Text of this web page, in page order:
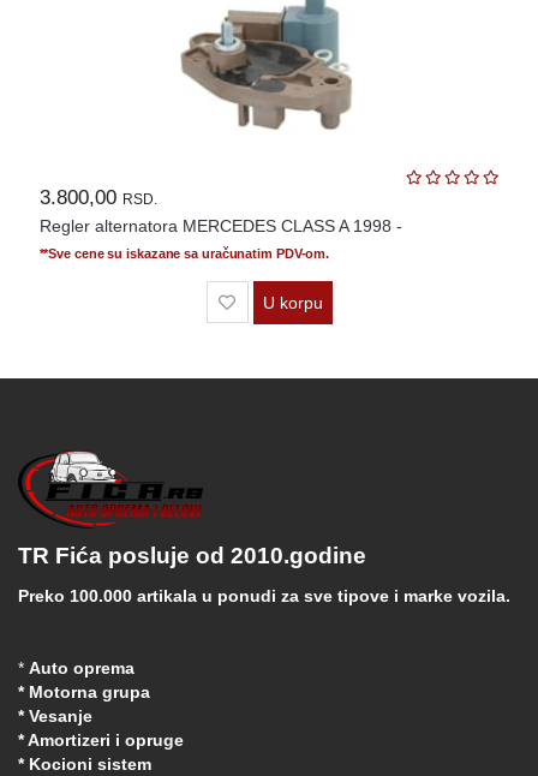
3.800,00 RSD.
Regler alternatora MERCEDES CLASS A 1998 -
**Sve cene su iskazane sa uračunatim PDV-om.
U korpu
TR Fića posluje od 2010.godine
Preko 100.000 artikala u ponudi za sve tipove i marke vozila.
* Auto oprema
* Motorna grupa
* Vesanje
* Amortizeri i opruge
* Kocioni sistem